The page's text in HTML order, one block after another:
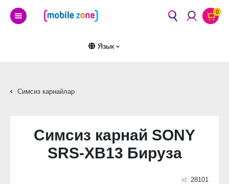
0
Язык
Симсиз карнайлар
Симсиз карнай SONY
SRS-XB13 Бируза
id: 28101